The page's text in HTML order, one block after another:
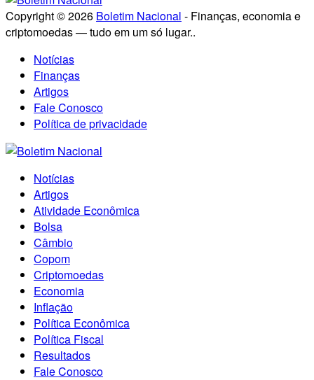
Copyright © 2026 Boletim Nacional - Finanças, economia e
criptomoedas — tudo em um só lugar..
Notícias
Finanças
Artigos
Fale Conosco
Política de privacidade
Notícias
Artigos
Atividade Econômica
Bolsa
Câmbio
Copom
Criptomoedas
Economia
Inflação
Política Econômica
Política Fiscal
Resultados
Fale Conosco